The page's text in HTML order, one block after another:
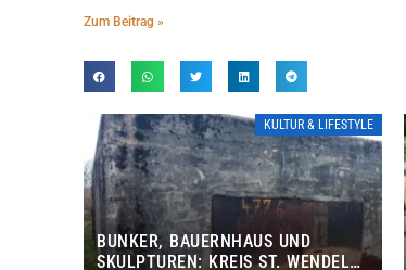
Zum Beitrag »
KULTUR & LIFESTYLE
BUNKER, BAUERNHAUS UND
SKULPTUREN: KREIS ST. WENDEL